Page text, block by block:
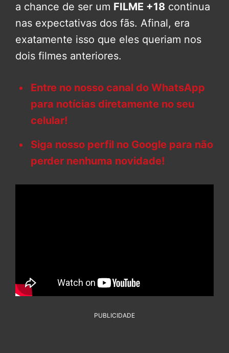
a chance de ser um FILME +18 continua
nas expectativas dos fãs. Afinal, era
exatamente isso que eles queriam nos
dois filmes anteriores.
Entre no nosso canal do WhatsApp
para notícias diretamente no seu
celular!
Siga nosso perfil no Google para não
perder nenhuma novidade!
PUBLICIDADE